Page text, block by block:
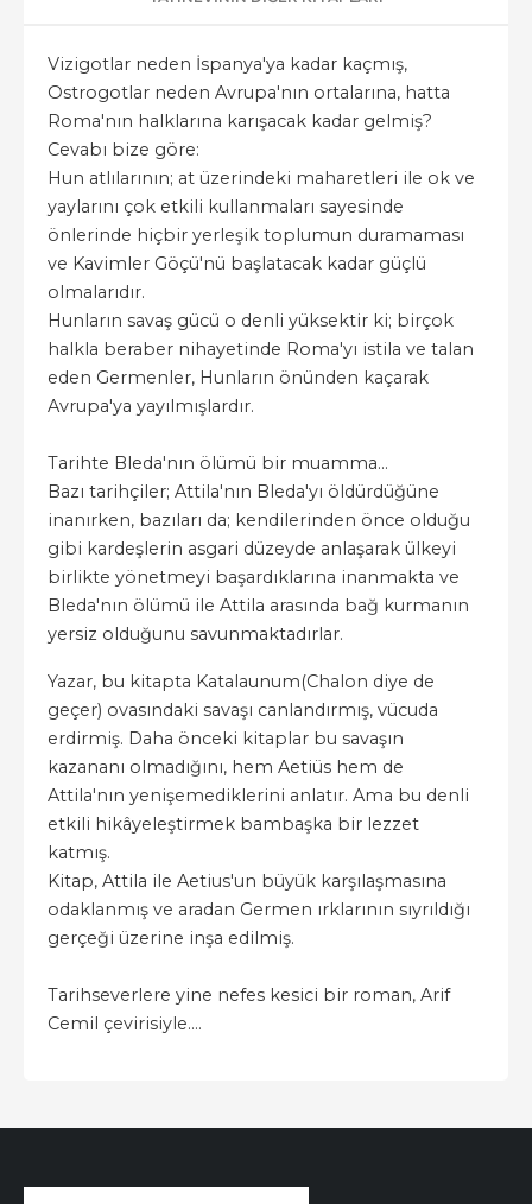
Vizigotlar neden İspanya'ya kadar kaçmış,
Ostrogotlar neden Avrupa'nın ortalarına, hatta
Roma'nın halklarına karışacak kadar gelmiş?
Cevabı bize göre:
Hun atlılarının; at üzerindeki maharetleri ile ok ve
yaylarını çok etkili kullanmaları sayesinde
önlerinde hiçbir yerleşik toplumun duramaması
ve Kavimler Göçü'nü başlatacak kadar güçlü
olmalarıdır.
Hunların savaş gücü o denli yüksektir ki; birçok
halkla beraber nihayetinde Roma'yı istila ve talan
eden Germenler, Hunların önünden kaçarak
Avrupa'ya yayılmışlardır.
Tarihte Bleda'nın ölümü bir muamma...
Bazı tarihçiler; Attila'nın Bleda'yı öldürdüğüne
inanırken, bazıları da; kendilerinden önce olduğu
gibi kardeşlerin asgari düzeyde anlaşarak ülkeyi
birlikte yönetmeyi başardıklarına inanmakta ve
Bleda'nın ölümü ile Attila arasında bağ kurmanın
yersiz olduğunu savunmaktadırlar.
Yazar, bu kitapta Katalaunum(Chalon diye de
geçer) ovasındaki savaşı canlandırmış, vücuda
erdirmiş. Daha önceki kitaplar bu savaşın
kazananı olmadığını, hem Aetiüs hem de
Attila'nın yenişemediklerini anlatır. Ama bu denli
etkili hikâyeleştirmek bambaşka bir lezzet
katmış.
Kitap, Attila ile Aetius'un büyük karşılaşmasına
odaklanmış ve aradan Germen ırklarının sıyrıldığı
gerçeği üzerine inşa edilmiş.
Tarihseverlere yine nefes kesici bir roman, Arif
Cemil çevirisiyle....